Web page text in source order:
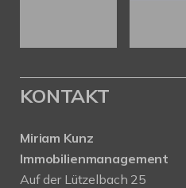
KONTAKT
Miriam Kunz
Immobilienmanagement
Auf der Lützelbach 25